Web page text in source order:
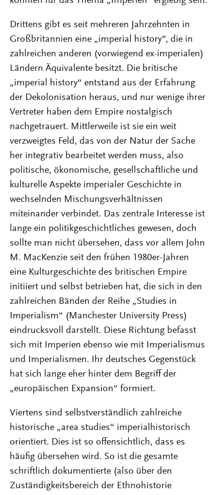
Drittens gibt es seit mehreren Jahrzehnten in
Großbritannien eine „imperial history“, die in
zahlreichen anderen (vorwiegend ex-imperialen)
Ländern Äquivalente besitzt. Die britische
„imperial history“ entstand aus der Erfahrung
der Dekolonisation heraus, und nur wenige ihrer
Vertreter haben dem Empire nostalgisch
nachgetrauert. Mittlerweile ist sie ein weit
verzweigtes Feld, das von der Natur der Sache
her integrativ bearbeitet werden muss, also
politische, ökonomische, gesellschaftliche und
kulturelle Aspekte imperialer Geschichte in
wechselnden Mischungsverhältnissen
miteinander verbindet. Das zentrale Interesse ist
lange ein politikgeschichtliches gewesen, doch
sollte man nicht übersehen, dass vor allem John
M. MacKenzie seit den frühen 1980er-Jahren
eine Kulturgeschichte des britischen Empire
initiiert und selbst betrieben hat, die sich in den
zahlreichen Bänden der Reihe „Studies in
Imperialism“ (Manchester University Press)
eindrucksvoll darstellt. Diese Richtung befasst
sich mit Imperien ebenso wie mit Imperialismus
und Imperialismen. Ihr deutsches Gegenstück
hat sich lange eher hinter dem Begriff der
„europäischen Expansion“ formiert.
Viertens sind selbstverständlich zahlreiche
historische „area studies“ imperialhistorisch
orientiert. Dies ist so offensichtlich, dass es
häufig übersehen wird. So ist die gesamte
schriftlich dokumentierte (also über den
Zuständigkeitsbereich der Ethnohistorie